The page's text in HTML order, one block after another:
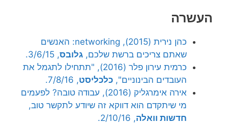
העשרה
כהן נירית (2015), networking: האנשים
שאתם צריכים ברשת שלכם, גלובס, 3/6/15.
כרמית עירון פלר (2016), "תתחילו לתגמל את
העובדים הבינוניים", כלכליסט, 7/8/16.
אירה אימרגליק (2016), עבודה טובה? לפעמים
מי שיתקדם הוא דווקא זה שיודע לתקשר טוב,
חדשות וואלה, 2/10/16.